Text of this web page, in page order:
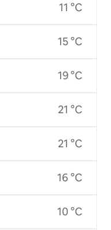
11 °C
15 °C
19 °C
21 °C
21 °C
16 °C
10 °C